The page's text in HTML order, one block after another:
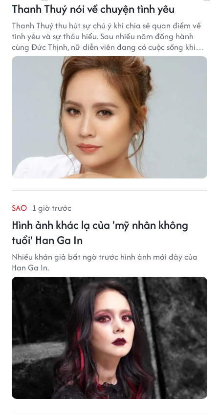
Thanh Thuý nói về chuyện tình yêu
Thanh Thuý thu hút sự chú ý khi chia sẻ quan điểm về
tình yêu và sự thấu hiểu. Sau nhiều năm đồng hành
cùng Đức Thịnh, nữ diễn viên đang có cuộc sống khiến
nhiều khán giả quan tâm.
SAO 1 giờ trước
Hình ảnh khác lạ của 'mỹ nhân không
tuổi' Han Ga In
Nhiều khán giả bất ngờ trước hình ảnh mới đây của
Han Ga In.